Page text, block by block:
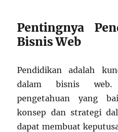
Pentingnya
Bisnis Web
Pendidikan adalah
dalam bisnis web.
pengetahuan yang
konsep dan strategi
dapat membuat